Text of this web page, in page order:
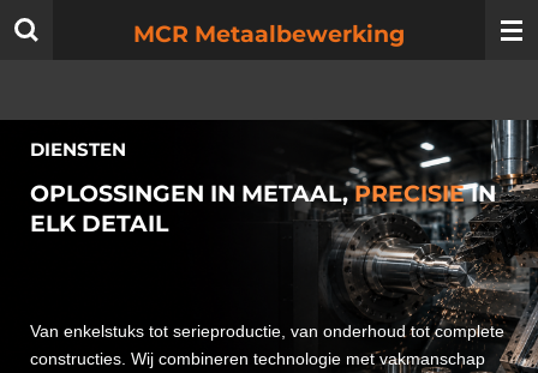
Ga
MCR Metaalbewerking
DIENSTEN
OPLOSSINGEN IN METAAL,PRECISIEIN
ELK DETAIL
Van enkelstuks tot serieproductie, van onderhoud tot complete
constructies. Wij combineren technologie met vakmanschap